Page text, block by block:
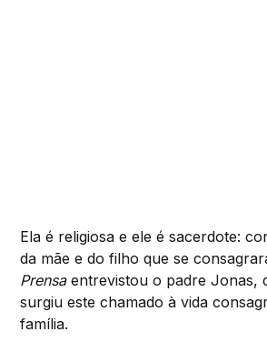
Ela é religiosa e ele é sacerdote:
da mãe e do filho que se
Prensaentrevistou o padre Jonas,
surgiu este chamado à vida
família.